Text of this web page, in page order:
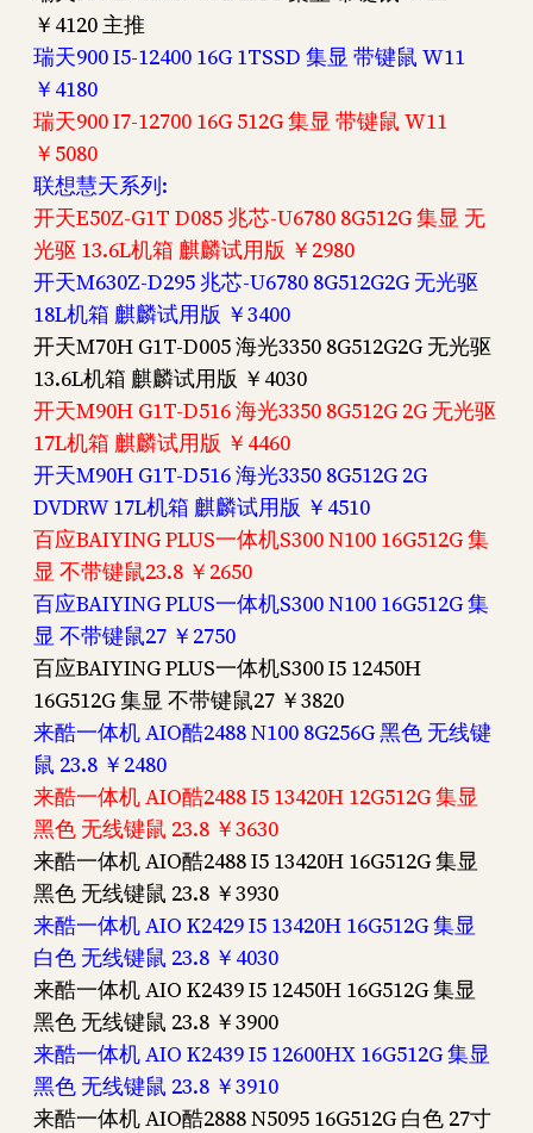
￥4120 主推
瑞天900 I5-12400 16G 1TSSD 集显 带键鼠 W11
￥4180
瑞天900 I7-12700 16G 512G 集显 带键鼠 W11
￥5080
联想慧天系列:
开天E50Z-G1T D085 兆芯-U6780 8G512G 集显 无
光驱 13.6L机箱 麒麟试用版 ￥2980
开天M630Z-D295 兆芯-U6780 8G512G2G 无光驱
18L机箱 麒麟试用版 ￥3400
开天M70H G1T-D005 海光3350 8G512G2G 无光驱
13.6L机箱 麒麟试用版 ￥4030
开天M90H G1T-D516 海光3350 8G512G 2G 无光驱
17L机箱 麒麟试用版 ￥4460
开天M90H G1T-D516 海光3350 8G512G 2G
DVDRW 17L机箱 麒麟试用版 ￥4510
百应BAIYING PLUS一体机S300 N100 16G512G 集
显 不带键鼠23.8 ￥2650
百应BAIYING PLUS一体机S300 N100 16G512G 集
显 不带键鼠27 ￥2750
百应BAIYING PLUS一体机S300 I5 12450H
16G512G 集显 不带键鼠27 ￥3820
来酷一体机 AIO酷2488 N100 8G256G 黑色 无线键
鼠 23.8 ￥2480
来酷一体机 AIO酷2488 I5 13420H 12G512G 集显
黑色 无线键鼠 23.8 ￥3630
来酷一体机 AIO酷2488 I5 13420H 16G512G 集显
黑色 无线键鼠 23.8 ￥3930
来酷一体机 AIO K2429 I5 13420H 16G512G 集显
白色 无线键鼠 23.8 ￥4030
来酷一体机 AIO K2439 I5 12450H 16G512G 集显
黑色 无线键鼠 23.8 ￥3900
来酷一体机 AIO K2439 I5 12600HX 16G512G 集显
黑色 无线键鼠 23.8 ￥3910
来酷一体机 AIO酷2888 N5095 16G512G 白色 27寸